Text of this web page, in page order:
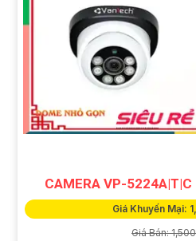
CAMERA VP-5224A|T|C
Giá Khuyến Mại:
Giá Bán: